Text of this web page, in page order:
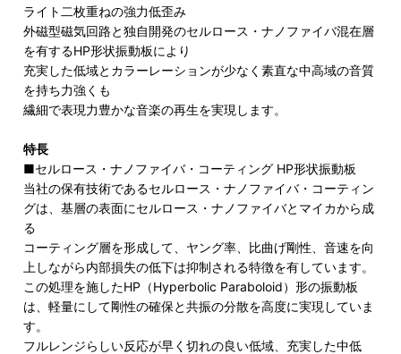
ライト二枚重ねの強力低歪み
外磁型磁気回路と独自開発のセルロース・ナノファイバ混在層
を有するHP形状振動板により
充実した低域とカラーレーションが少なく素直な中高域の音質
を持ち力強くも
繊細で表現力豊かな音楽の再生を実現します。
特長
■セルロース・ナノファイバ・コーティング HP形状振動板
当社の保有技術であるセルロース・ナノファイバ・コーティン
グは、基層の表面にセルロース・ナノファイバとマイカから成
る
コーティング層を形成して、ヤング率、比曲げ剛性、音速を向
上しながら内部損失の低下は抑制される特徴を有しています。
この処理を施したHP（Hyperbolic Paraboloid）形の振動板
は、軽量にして剛性の確保と共振の分散を高度に実現していま
す。
フルレンジらしい反応が早く切れの良い低域、充実した中低